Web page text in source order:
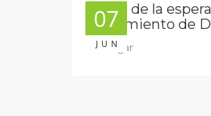
07
JUN
La voz de la
ofrecimiento de
Descargar